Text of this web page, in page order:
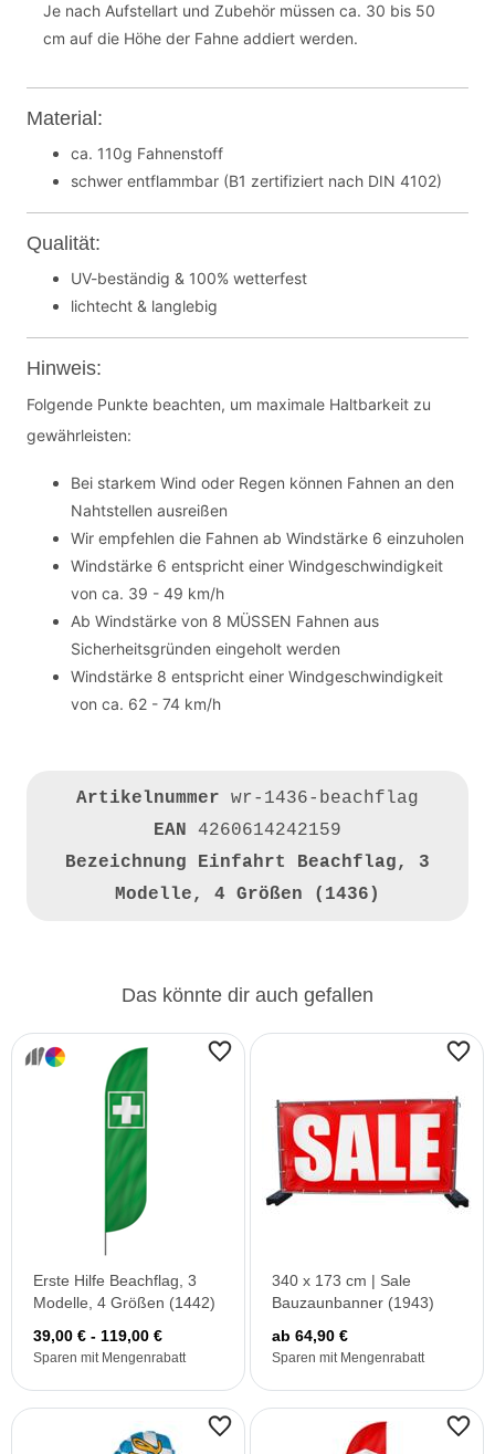
Je nach Aufstellart und Zubehör müssen ca. 30 bis 50
cm auf die Höhe der Fahne addiert werden.
Material:
ca. 110g Fahnenstoff
schwer entflammbar (B1 zertifiziert nach DIN 4102)
Qualität:
UV-beständig & 100% wetterfest
lichtecht & langlebig
Hinweis:
Folgende Punkte beachten, um maximale Haltbarkeit zu
gewährleisten:
Bei starkem Wind oder Regen können Fahnen an den
Nahtstellen ausreißen
Wir empfehlen die Fahnen ab Windstärke 6 einzuholen
Windstärke 6 entspricht einer Windgeschwindigkeit
von ca. 39 - 49 km/h
Ab Windstärke von 8 MÜSSEN Fahnen aus
Sicherheitsgründen eingeholt werden
Windstärke 8 entspricht einer Windgeschwindigkeit
von ca. 62 - 74 km/h
Artikelnummer wr-1436-beachflag
EAN 4260614242159
Bezeichnung Einfahrt Beachflag, 3
Modelle, 4 Größen (1436)
Das könnte dir auch gefallen
Erste Hilfe Beachflag, 3
Modelle, 4 Größen (1442)
39,00 € - 119,00 €
Sparen mit Mengenrabatt
340 x 173 cm | Sale
Bauzaunbanner (1943)
ab 64,90 €
Sparen mit Mengenrabatt